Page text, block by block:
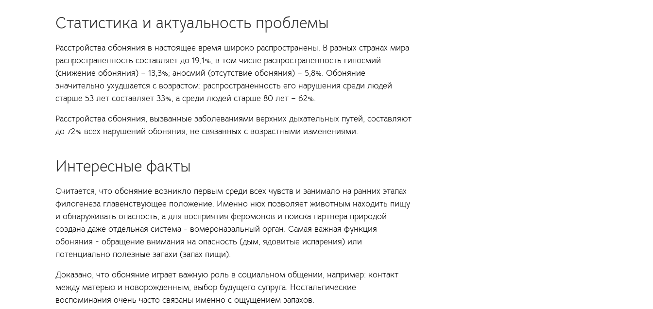
Статистика и актуальность проблемы
Расстройства обоняния в настоящее время широко распространены. В разных странах мира
распространенность составляет до 19,1%, в том числе распространенность гипосмий
(снижение обоняния) – 13,3%; аносмий (отсутствие обоняния) – 5,8%. Обоняние
значительно ухудшается с возрастом: распространенность его нарушения среди людей
старше 53 лет составляет 33%, а среди людей старше 80 лет – 62%.
Расстройства обоняния, вызванные заболеваниями верхних дыхательных путей, составляют
до 72% всех нарушений обоняния, не связанных с возрастными изменениями.
Интересные факты
Считается, что обоняние возникло первым среди всех чувств и занимало на ранних этапах
филогенеза главенствующее положение. Именно нюх позволяет животным находить пищу
и обнаруживать опасность, а для восприятия феромонов и поиска партнера природой
создана даже отдельная система - вомероназальный орган. Самая важная функция
обоняния - обращение внимания на опасность (дым, ядовитые испарения) или
потенциально полезные запахи (запах пищи).
Доказано, что обоняние играет важную роль в социальном общении, например: контакт
между матерью и новорожденным, выбор будущего супруга. Ностальгические
воспоминания очень часто связаны именно с ощущением запахов.